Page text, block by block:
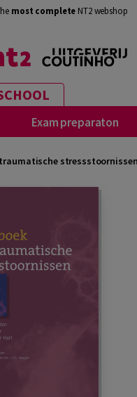
most complete NT2 webshop
Exam preparaton
stressstoornissen